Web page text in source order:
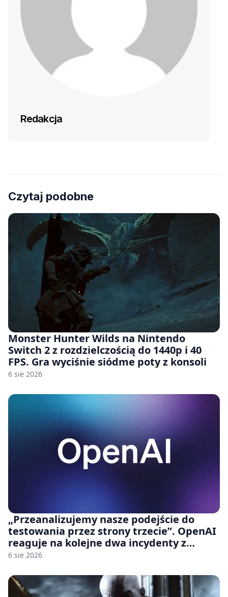
Redakcja
Czytaj podobne
Monster Hunter Wilds na Nintendo
Switch 2 z rozdzielczością do 1440p i 40
FPS. Gra wyciśnie siódme poty z konsoli
6 sie 2026
„Przeanalizujemy nasze podejście do
testowania przez strony trzecie”. OpenAI
reaguje na kolejne dwa incydenty z
udziałem autorskich modeli
6 sie 2026